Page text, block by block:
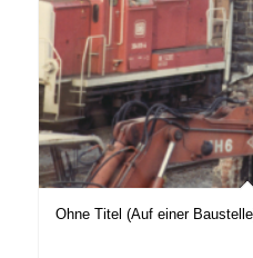
Ohne Titel (Auf einer